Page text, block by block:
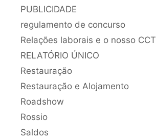
PUBLICIDADE
regulamento de concurso
Relações laborais e o nosso CCT
RELATÓRIO ÚNICO
Restauração
Restauração e Alojamento
Roadshow
Rossio
Saldos